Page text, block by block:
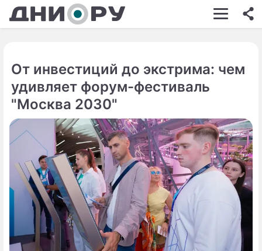
ШОУ-БИЗНЕС
КИНО
ЗДОРОВЬЕ
ЭКОНОМИКА
ПРОИСШЕСТВИЯ
СОННИК
СТИЛЬ ЖИЗНИ
СЕРИАЛЫ
От инвестиций до экстрима: чем
удивляет форум-фестиваль
"Москва 2030"